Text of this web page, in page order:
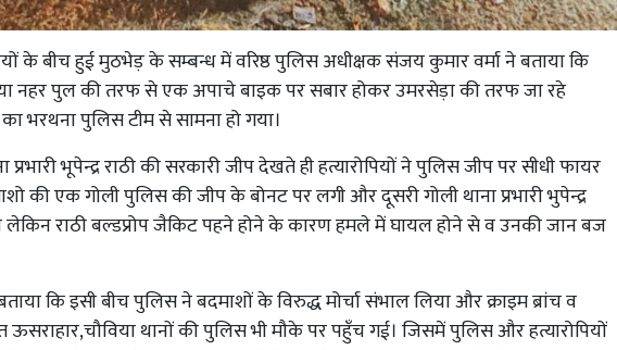
के बीच हुई मुठभेड़ के सम्बन्ध में वरिष्ठ पुलिस अधीक्षक संजय कुमार वर्मा ने बताया कि
नहर पुल की तरफ से एक अपाचे बाइक पर सबार होकर उमरसेड़ा की तरफ जा रहे
का भरथना पुलिस टीम से सामना हो गया।
भूपेन्द्र राठी की सरकारी जीप देखते ही हत्यारोपियों ने पुलिस जीप पर सीधी फायर
की एक गोली पुलिस की जीप के बोनट पर लगी और दूसरी गोली थाना प्रभारी भुपेन्द्र
लेकिन राठी बल्डप्रोप जैकिट पहने होने के कारण हमले में घायल होने से व उनकी जान बज
कि इसी बीच पुलिस ने बदमाशों के विरुद्ध मोर्चा संभाल लिया और क्राइम ब्रांच व
ऊसराहार,चौविया थानों की पुलिस भी मौके पर पहुँच गई। जिसमें पुलिस और हत्यारोपियों